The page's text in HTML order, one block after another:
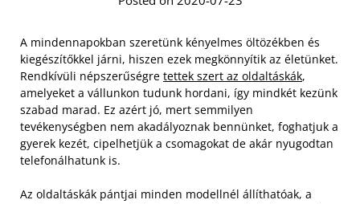
A mindennapokban szeretünk kényelmes öltözékben és
kiegészítőkkel járni, hiszen ezek megkönnyítik az életünket.
Rendkívüli népszerűségre tettek szert az oldaltáskák,
amelyeket a vállunkon tudunk hordani, így mindkét kezünk
szabad marad. Ez azért jó, mert semmilyen
tevékenységben nem akadályoznak bennünket, foghatjuk a
gyerek kezét, cipelhetjük a csomagokat de akár nyugodtan
telefonálhatunk is.
Az oldaltáskák pántjai minden modellnél állíthatóak, a